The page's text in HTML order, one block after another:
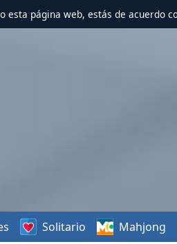
esta página web, estás de acuerdo
Solitario Mahjong